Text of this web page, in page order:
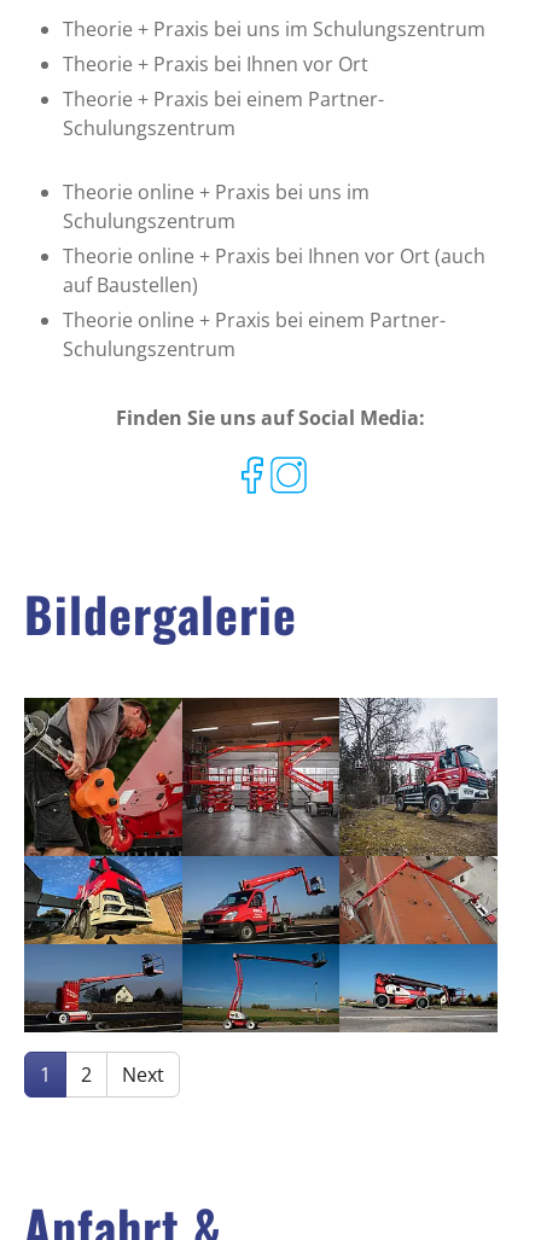
Theorie + Praxis bei uns im Schulungszentrum
Theorie + Praxis bei Ihnen vor Ort
Theorie + Praxis bei einem Partner-
Schulungszentrum
Theorie online + Praxis bei uns im
Schulungszentrum
Theorie online + Praxis bei Ihnen vor Ort (auch
auf Baustellen)
Theorie online + Praxis bei einem Partner-
Schulungszentrum
Finden Sie uns auf Social Media:
Bildergalerie
Show larger version Show larger versionShow larger version
Show larger version Show larger version Show larger version
Show larger version Show larger version
1 2 Next